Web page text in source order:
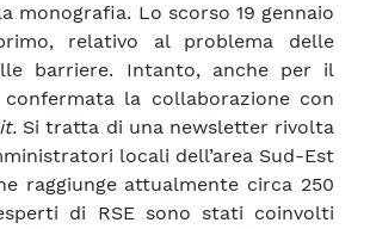
monografia. Lo scorso 19 gennaio
relativo al problema delle
barriere. Intanto, anche per il
confermata la collaborazione con
. Si tratta di una newsletter rivolta
locali dell’area Sud-Est
raggiunge attualmente circa 250
di RSE sono stati coinvolti